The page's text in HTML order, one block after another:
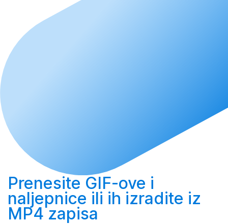
Prenesite GIF-ove i
naljepnice ili ih izradite iz
MP4 zapisa